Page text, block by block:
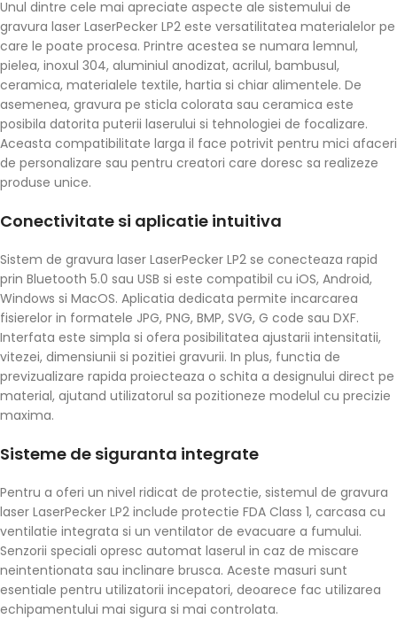
Unul dintre cele mai apreciate aspecte ale sistemului de
gravura laser LaserPecker LP2 este versatilitatea materialelor pe
care le poate procesa. Printre acestea se numara lemnul,
pielea, inoxul 304, aluminiul anodizat, acrilul, bambusul,
ceramica, materialele textile, hartia si chiar alimentele. De
asemenea, gravura pe sticla colorata sau ceramica este
posibila datorita puterii laserului si tehnologiei de focalizare.
Aceasta compatibilitate larga il face potrivit pentru mici afaceri
de personalizare sau pentru creatori care doresc sa realizeze
produse unice.
Conectivitate si aplicatie intuitiva
Sistem de gravura laser LaserPecker LP2 se conecteaza rapid
prin Bluetooth 5.0 sau USB si este compatibil cu iOS, Android,
Windows si MacOS. Aplicatia dedicata permite incarcarea
fisierelor in formatele JPG, PNG, BMP, SVG, G code sau DXF.
Interfata este simpla si ofera posibilitatea ajustarii intensitatii,
vitezei, dimensiunii si pozitiei gravurii. In plus, functia de
previzualizare rapida proiecteaza o schita a designului direct pe
material, ajutand utilizatorul sa pozitioneze modelul cu precizie
maxima.
Sisteme de siguranta integrate
Pentru a oferi un nivel ridicat de protectie, sistemul de gravura
laser LaserPecker LP2 include protectie FDA Class 1, carcasa cu
ventilatie integrata si un ventilator de evacuare a fumului.
Senzorii speciali opresc automat laserul in caz de miscare
neintentionata sau inclinare brusca. Aceste masuri sunt
esentiale pentru utilizatorii incepatori, deoarece fac utilizarea
echipamentului mai sigura si mai controlata.